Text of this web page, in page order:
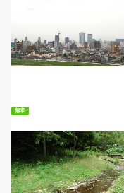
無料